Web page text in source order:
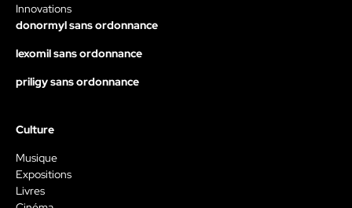
Innovations
donormyl sans ordonnance
lexomil sans ordonnance
priligy sans ordonnance
Culture
Musique
Expositions
Livres